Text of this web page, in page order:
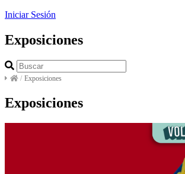
Iniciar Sesión
Exposiciones
/ Exposiciones
Exposiciones